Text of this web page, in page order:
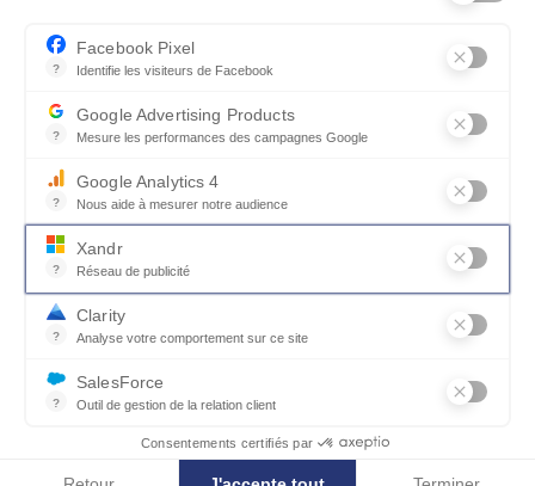
?
Facebook Pixel
Identifie les visiteurs de Facebook
?
Google Advertising Products
Mesure les performances des campagnes Google
?
Google Analytics 4
Nous aide à mesurer notre audience
Essentiel pour la gestion du site web, il permet de mesurer des
?
Xandr
Réseau de publicité
Xandr exploite une plateforme en ligne, Community, pour l'achat
?
Clarity
Analyse votre comportement sur ce site
?
SalesForce
Outil de gestion de la relation client
Consentements certifiés par
CONSEILS
CGV & POLICY